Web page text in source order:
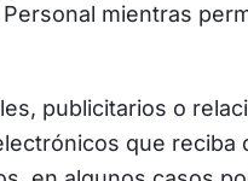
mientras
publicitarios o
que reciba